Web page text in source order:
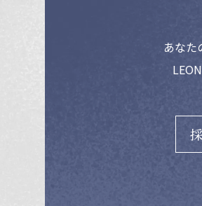
あなた